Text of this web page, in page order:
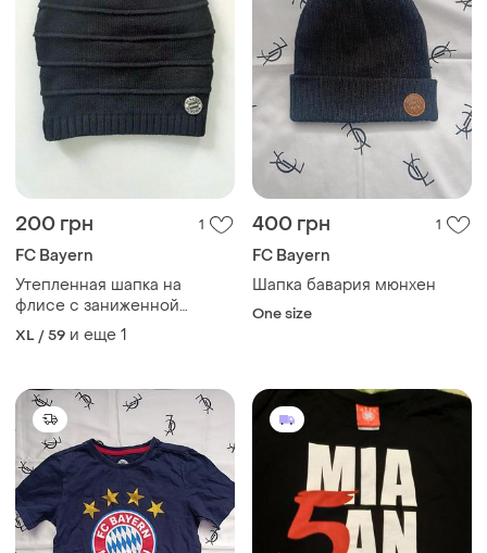
200 грн 1
FC Bayern
Утепленная шапка на
флисе с заниженной
макушкой bayern munchen
XL / 59 и еще 1
400 грн 1
FC Bayern
Шапка бавария мюнхен
One size